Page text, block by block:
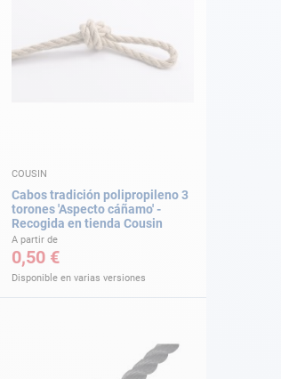
COUSIN
Cabos tradición polipropileno 3
torones 'Aspecto cáñamo' -
Recogida en tienda Cousin
A partir de
0,50 €
Disponible en varias versiones